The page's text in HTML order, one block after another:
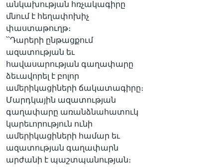
անկախության հռչակագիրը
մնում է հեղափոխիչ
փաստաթուղթ։
՝՝Դարերի ընթացքում
ազատության եւ
հավասարության գաղափարը
ձեւավորել է բոլոր
ամերիկացիների ճակատագիրը։
Մարդկային ազատության
գաղափարը առանձնահատուկ
կարեւորություն ունի
ամերիկացիների համար եւ
ազատության գաղափարն
արժանի է պաշտպանության։